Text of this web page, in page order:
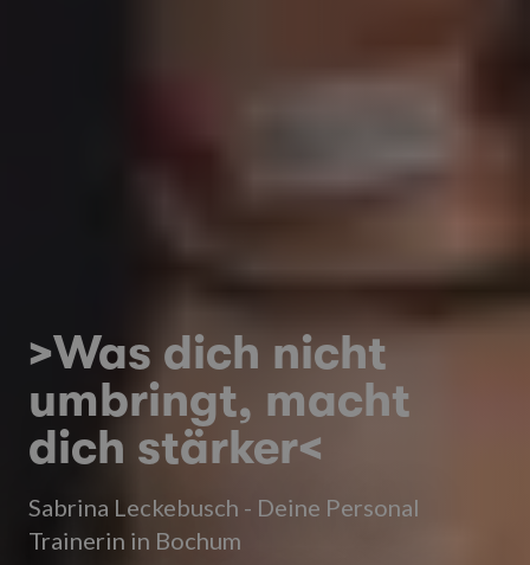
>Was dich nicht
umbringt, macht
dich stärker<
Sabrina Leckebusch - Deine Personal
Trainerin in Bochum